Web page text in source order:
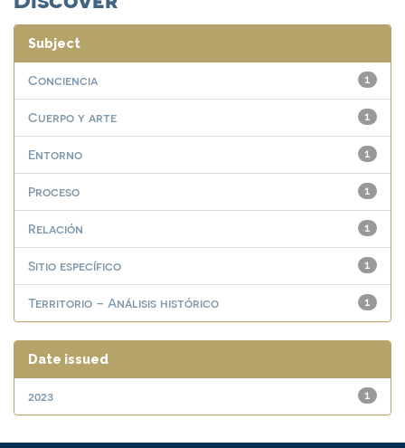
Subject
1
Conciencia
1
Cuerpo y arte
1
Entorno
1
Proceso
1
Relación
1
Sitio específico
1
Territorio – Análisis histórico
Date issued
1
2023